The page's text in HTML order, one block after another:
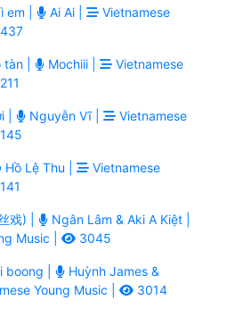
em | Ai Ai |
Vietnamese
tàn | Mochiii |
Vietnamese
| Nguyễn Vĩ |
Vietnamese
Hồ Lệ Thu |
Vietnamese
戏) |
Ngân Lâm & Aki A Kiệt |
Music |
3045
boong |
Huỳnh James &
Young Music | 3014